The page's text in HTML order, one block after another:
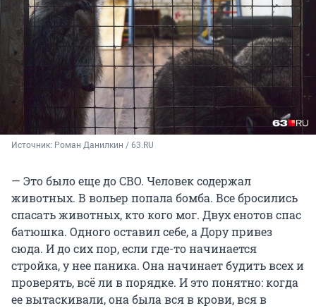
Источник: Роман Данилкин / 63.RU
— Это было еще до СВО. Человек содержал
животных. В вольер попала бомба. Все бросились
спасать животных, кто кого мог. Двух енотов спас
батюшка. Одного оставил себе, а Дору привез
сюда. И до сих пор, если где-то начинается
стройка, у нее паника. Она начинает будить всех и
проверять, всё ли в порядке. И это понятно: когда
ее вытаскивали, она была вся в крови, вся в